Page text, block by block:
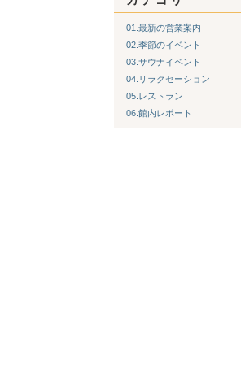
01.最新の営業案内
02.季節のイベント
03.サウナイベント
04.リラクセーション
05.レストラン
06.館内レポート